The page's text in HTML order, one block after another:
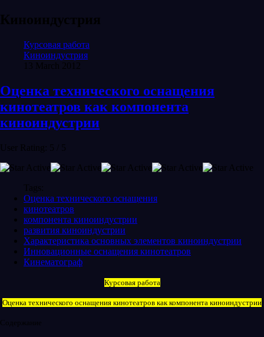
Киноиндустрия
Курсовая работа
Киноиндустрия
13 March 2012
Оценка технического оснащения
кинотеатров как компонента
киноиндустрии
User Rating: 5 5
Tags:
Оценка технического оснащения
кинотеатров
компонента киноиндустрии
развития киноиндустрии
Характеристика основных элементов киноиндустрии
Инновационные оснащения кинотеатров
Кинематограф
Курсовая работа
Оценка технического оснащения кинотеатров как компонента киноиндустрии
Содержание